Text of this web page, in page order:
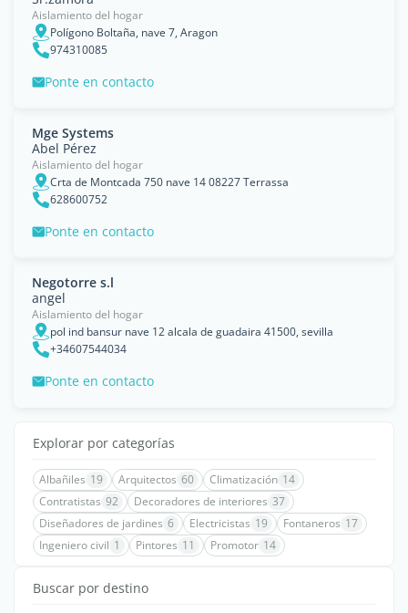
Aislamiento del hogar
Polígono Boltaña, nave 7, Aragon
974310085
Ponte en contacto
Mge Systems
Abel Pérez
Aislamiento del hogar
Crta de Montcada 750 nave 14 08227 Terrassa
628600752
Ponte en contacto
Negotorre s.l
angel
Aislamiento del hogar
pol ind bansur nave 12 alcala de guadaira 41500, sevilla
+34607544034
Ponte en contacto
Explorar por categorías
Albañiles 19 Arquitectos 60 Climatización 14
Contratistas 92 Decoradores de interiores 37
Diseñadores de jardines 6 Electricistas 19 Fontaneros 17
Ingeniero civil 1 Pintores 11 Promotor 14
Buscar por destino